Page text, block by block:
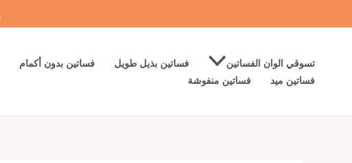
إلى
تسوقي الوان الفساتين فساتين بذيل طويل
فساتين بدون أكمام
فساتين ميد
فساتين منفوشة